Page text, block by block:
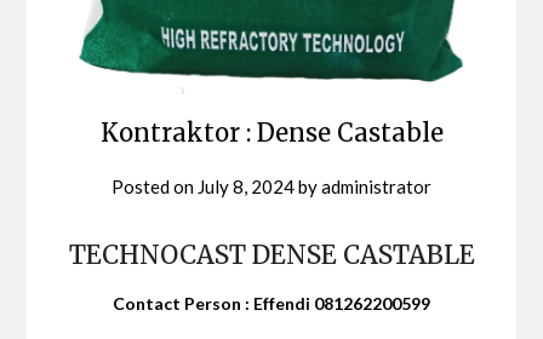
Kontraktor : Dense Castable
Posted on July 8, 2024byadministrator
TECHNOCAST DENSE CASTABLE
Contact Person : Effendi 081262200599